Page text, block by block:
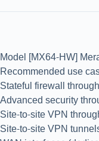
Model [MX64-HW]
Recommended use
Stateful firewall
Advanced security
Site-to-site VPN
Site-to-site VPN